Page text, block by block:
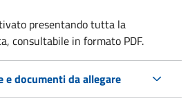
presentando tutta la
consultabile in formato PDF.
e documenti da allegare